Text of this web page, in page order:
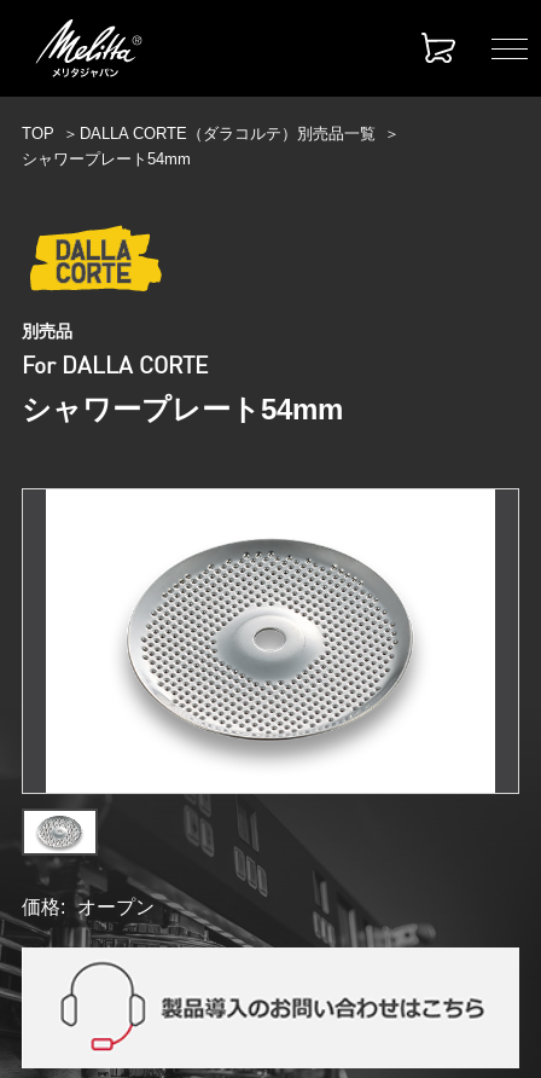
TOP
DALLA CORTE（ダラコルテ）別売品一覧
シャワープレート54mm
別売品
For DALLA CORTE
シャワープレート54mm
価格: オープン